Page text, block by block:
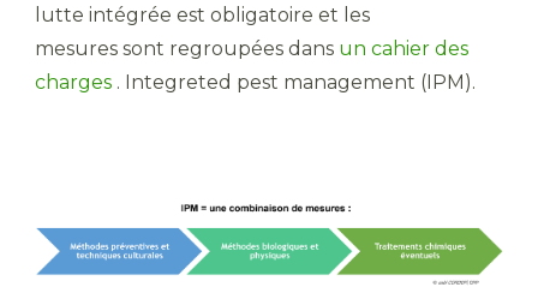
lutte intégrée est obligatoire et les
mesures sont regroupées dans un cahier des
charges . Integreted pest management (IPM).